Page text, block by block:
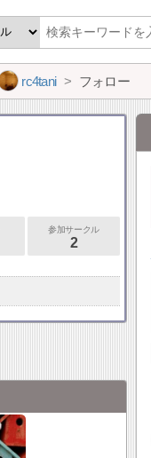
rc4tani フォロー
参加サークル
2